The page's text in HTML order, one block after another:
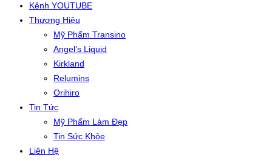
Kênh YOUTUBE
Thương Hiệu
Mỹ Phẩm Transino
Angel’s Liquid
Kirkland
Relumins
Orihiro
Tin Tức
Mỹ Phẩm Làm Đẹp
Tin Sức Khỏe
Liên Hệ